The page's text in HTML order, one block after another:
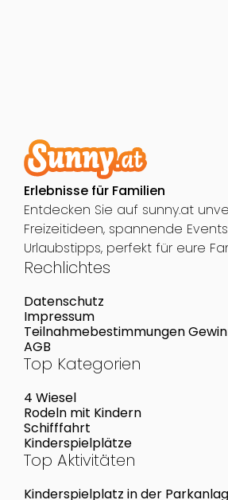
Erlebnisse für Familien
Entdecken Sie auf sunny.at
Freizeitideen, spannende
Urlaubstipps, perfekt für eure
Rechlichtes
Datenschutz
Impressum
Teilnahmebestimmungen
AGB
Top Kategorien
4 Wiesel
Rodeln mit Kindern
Schifffahrt
Kinderspielplätze
Top Aktivitäten
Kinderspielplatz in der